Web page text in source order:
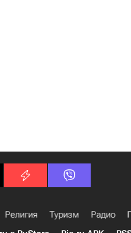
Религия Туризм Радио